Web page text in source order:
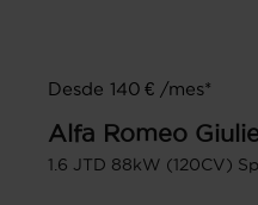
Desde 140 € /mes*
Alfa Romeo
1.6 JTD 88kW (120CV)